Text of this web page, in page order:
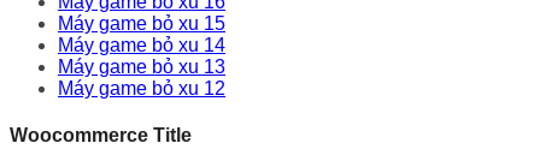
Máy game bỏ xu 15
Máy game bỏ xu 14
Máy game bỏ xu 13
Máy game bỏ xu 12
Woocommerce Title